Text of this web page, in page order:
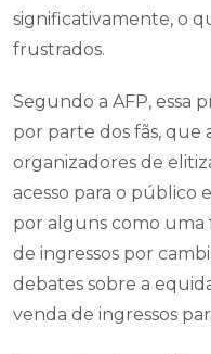
significativamente, o
frustrados.
Segundo a AFP, essa
por parte dos fãs, que
organizadores de
acesso para o público
por alguns como
de ingressos por
debates sobre a
venda de ingressos